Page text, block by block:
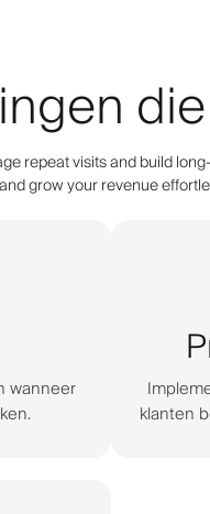
repeat visits and build
grow your revenue
wanneer
klanten